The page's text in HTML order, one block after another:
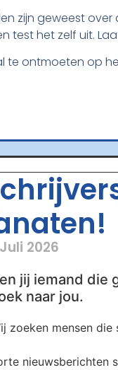
zijn geweest
test het zelf uit.
te ontmoeten op
2026
jij iemand die
naar jou.
zoeken mensen
nieuwsberichten